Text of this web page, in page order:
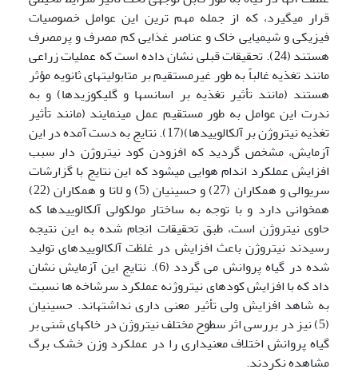
قرار می­گیرد، که از جمله مهم ترین این عوامل خصوصیات
فیزیکی و شیمیایی خاک و عناصر غذایی کم مصرف و پرمصرف
هستند (24). تحقیقات قبلی نشان داده است که عملیات زراعی
مانند تغذیه غالباً به طور غیرمستقیم بر متابولیت­های ثانویه مؤثر
هستند (مانند تأثیر تغذیه بر اسانسها و گلیکوزیدها) و به
ندرت این عوامل به طور مستقیم عمل می­نمایند (مانند تأثیر
تغذیه نیتروژن بر آلکالوییدها)(17). نتایج به دست آمده در این
آزمایش، مشخص گردید که افزودن کود نیتروژن دار سبب
افزایش عملکرد اندام هوایی می­شود که این نتایج با گزارشات
سریوالی و همکاران (27) و حسینیان (5) و لاتا و همکاران (22)
همخوانی دارد و با توجه به ساختار مولکولی آلکالوییدها که
حاوی نیتروژن است، طبق تحقیقات انجام شده به این نتیجه
رسیدند نیتروژن باعث افزایش در غلظت آلکالوییدهای تولید
شده در گیاه پروانش می گردد (6). نتایج این آزمایش نشان
داد که با افزایش کودهای نیتروژنه عملکرد سرشاخه ها نسبت
به شاهد افزایش ولی تأثیر معنی داری نداشته­اند. حسینیان
(5) نیز در بررسی اثر سطوح مختلف نیتروژن در خاکهای شنی بر
گیاه پروانش اختلاف معنی­داری را در عملکرد وزن خشک برگ
مشاهده نکردند.